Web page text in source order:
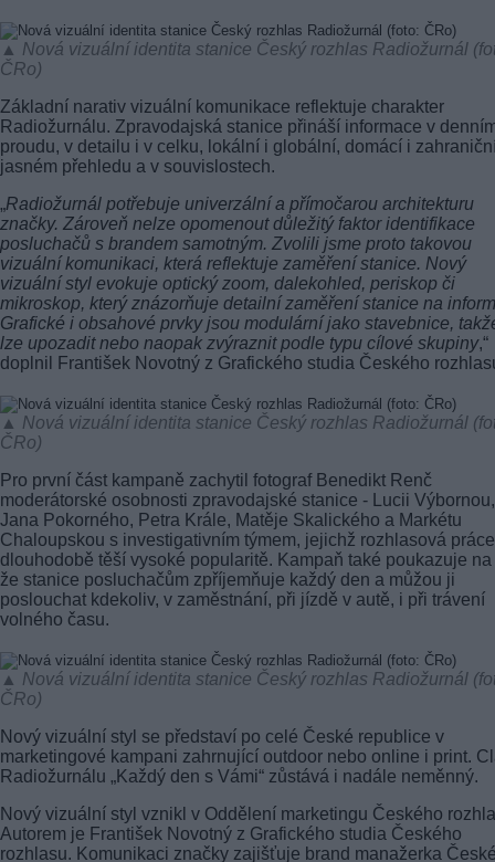
▲ Nová vizuální identita stanice Český rozhlas Radiožurnál
ČRo)
Základní narativ vizuální komunikace reflektuje charakter
Radiožurnálu. Zpravodajská stanice přináší informace v
proudu, v detailu i v celku, lokální i globální, domácí i
jasném přehledu a v souvislostech.
„Radiožurnál potřebuje univerzální a přímočarou architekturu
značky. Zároveň nelze opomenout důležitý faktor identifikace
posluchačů s brandem samotným. Zvolili jsme proto takovou
vizuální komunikaci, která reflektuje zaměření stanice. Nový
vizuální styl evokuje optický zoom, dalekohled, periskop či
mikroskop, který znázorňuje detailní zaměření stanice na
Grafické i obsahové prvky jsou modulární jako stavebnice,
lze upozadit nebo naopak zvýraznit podle typu cílové skupiny,“
doplnil František Novotný z Grafického studia Českého
▲ Nová vizuální identita stanice Český rozhlas Radiožurnál
ČRo)
Pro první část kampaně zachytil fotograf Benedikt Renč
moderátorské osobnosti zpravodajské stanice - Lucii Výbornou,
Jana Pokorného, Petra Krále, Matěje Skalického a Markétu
Chaloupskou s investigativním týmem, jejichž rozhlasová
dlouhodobě těší vysoké popularitě. Kampaň také poukazuje na
že stanice posluchačům zpříjemňuje každý den a můžou ji
poslouchat kdekoliv, v zaměstnání, při jízdě v autě, i při trávení
volného času.
▲ Nová vizuální identita stanice Český rozhlas Radiožurnál
ČRo)
Nový vizuální styl se představí po celé České republice v
marketingové kampani zahrnující outdoor nebo online i print.
Radiožurnálu „Každý den s Vámi“ zůstává i nadále neměnný.
Nový vizuální styl vznikl v Oddělení marketingu Českého
Autorem je František Novotný z Grafického studia Českého
rozhlasu. Komunikaci značky zajišťuje brand manažerka